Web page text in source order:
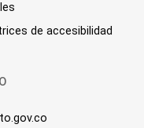
de accesibilidad